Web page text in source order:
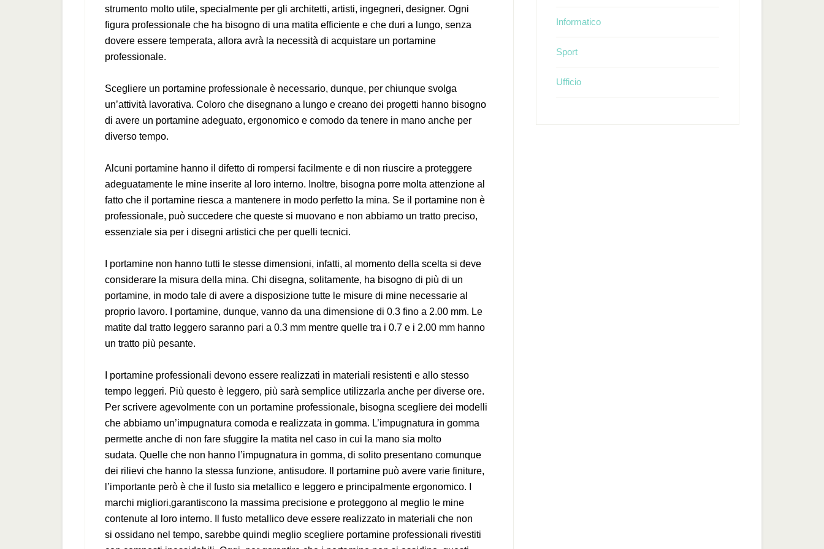
strumento molto utile, specialmente per gli architetti, artisti, ingegneri, designer. Ogni
figura professionale che ha bisogno di una matita efficiente e che duri a lungo, senza
dovere essere temperata, allora avrà la necessità di acquistare un portamine
professionale.
Scegliere un portamine professionale è necessario, dunque, per chiunque svolga
un’attività lavorativa. Coloro che disegnano a lungo e creano dei progetti hanno bisogno
di avere un portamine adeguato, ergonomico e comodo da tenere in mano anche per
diverso tempo.
Alcuni portamine hanno il difetto di rompersi facilmente e di non riuscire a proteggere
adeguatamente le mine inserite al loro interno. Inoltre, bisogna porre molta attenzione al
fatto che il portamine riesca a mantenere in modo perfetto la mina. Se il portamine non è
professionale, può succedere che queste si muovano e non abbiamo un tratto preciso,
essenziale sia per i disegni artistici che per quelli tecnici.
I portamine non hanno tutti le stesse dimensioni, infatti, al momento della scelta si deve
considerare la misura della mina. Chi disegna, solitamente, ha bisogno di più di un
portamine, in modo tale di avere a disposizione tutte le misure di mine necessarie al
proprio lavoro. I portamine, dunque, vanno da una dimensione di 0.3 fino a 2.00 mm. Le
matite dal tratto leggero saranno pari a 0.3 mm mentre quelle tra i 0.7 e i 2.00 mm hanno
un tratto più pesante.
I portamine professionali devono essere realizzati in materiali resistenti e allo stesso
tempo leggeri. Più questo è leggero, più sarà semplice utilizzarla anche per diverse ore.
Per scrivere agevolmente con un portamine professionale, bisogna scegliere dei modelli
che abbiamo un’impugnatura comoda e realizzata in gomma. L’impugnatura in gomma
permette anche di non fare sfuggire la matita nel caso in cui la mano sia molto
sudata. Quelle che non hanno l’impugnatura in gomma, di solito presentano comunque
dei rilievi che hanno la stessa funzione, antisudore. Il portamine può avere varie finiture,
l’importante però è che il fusto sia metallico e leggero e principalmente ergonomico. I
marchi migliori,garantiscono la massima precisione e proteggono al meglio le mine
contenute al loro interno. Il fusto metallico deve essere realizzato in materiali che non
si ossidano nel tempo, sarebbe quindi meglio scegliere portamine professionali rivestiti
Informatico
Sport
Ufficio